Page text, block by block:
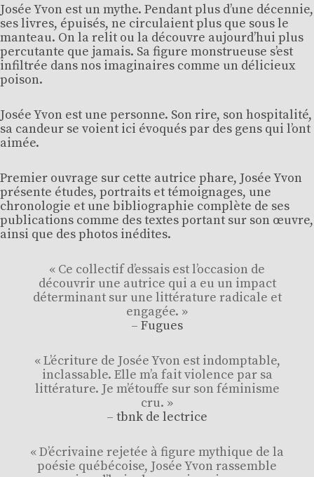
Josée Yvon est un mythe. Pendant plus d’une décennie,
ses livres, épuisés, ne circulaient plus que sous le
manteau. On la relit ou la découvre aujourd’hui plus
percutante que jamais. Sa figure monstrueuse s’est
infiltrée dans nos imaginaires comme un délicieux
poison.
Josée Yvon est une personne. Son rire, son hospitalité,
sa candeur se voient ici évoqués par des gens qui l’ont
aimée.
Premier ouvrage sur cette autrice phare, Josée Yvon
présente études, portraits et témoignages, une
chronologie et une bibliographie complète de ses
publications comme des textes portant sur son œuvre,
ainsi que des photos inédites.
« Ce collectif d’essais est l’occasion de
découvrir une autrice qui a eu un impact
déterminant sur une littérature radicale et
engagée. »
– Fugues
« L’écriture de Josée Yvon est indomptable,
inclassable. Elle m’a fait violence par sa
littérature. Je m’étouffe sur son féminisme
cru. »
– tbnk de lectrice
« D’écrivaine rejetée à figure mythique de la
poésie québécoise, Josée Yvon rassemble